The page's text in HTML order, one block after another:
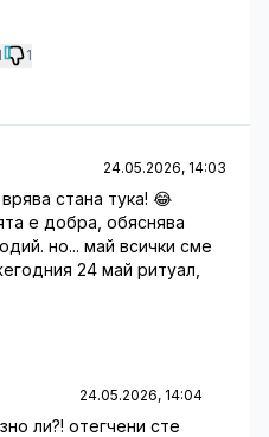
1
24.05.2026, 14:03
стана тука! 😂
е добра, обяснява
но... май всички сме
24 май ритуал,
24.05.2026, 14:04
ли?! отегчени сте